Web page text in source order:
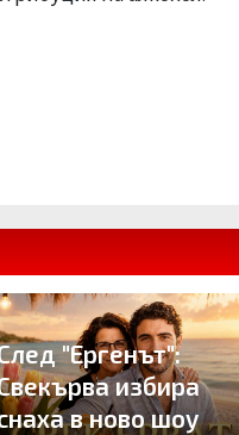
"Ергенът":
избира
в ново шоу